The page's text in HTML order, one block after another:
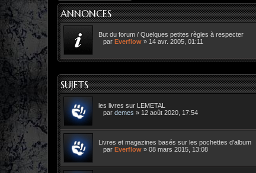
ANNONCES
But du forum / Quelques petites règles à respecter
par Everflow » 14 avr. 2005, 01:11
SUJETS
les livres sur LEMETAL
par demes » 12 août 2020, 17:54
Livres et magazines basés sur les pochettes d'album
par Everflow » 08 mars 2015, 13:08